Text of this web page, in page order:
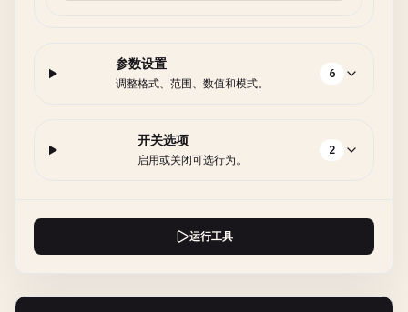
参数设置
调整格式、范围、数值和模式。
6
开关选项
启用或关闭可选行为。
2
运行工具